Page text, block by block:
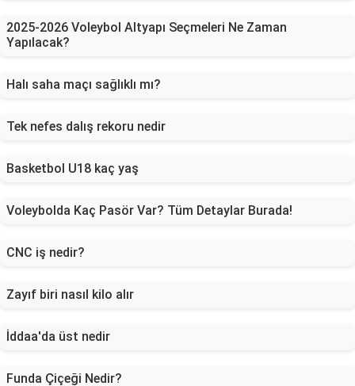
2025-2026 Voleybol Altyapı Seçmeleri Ne Zaman
Yapılacak?
Halı saha maçı sağlıklı mı?
Tek nefes dalış rekoru nedir
Basketbol U18 kaç yaş
Voleybolda Kaç Pasör Var? Tüm Detaylar Burada!
CNC iş nedir?
Zayıf biri nasıl kilo alır
İddaa'da üst nedir
Funda Çiçeği Nedir?